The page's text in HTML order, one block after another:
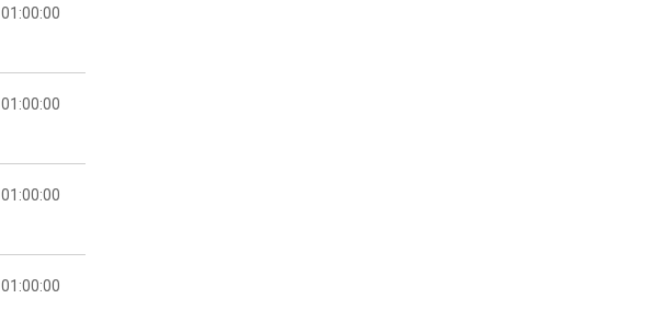
01:00:00
01:00:00
01:00:00
01:00:00